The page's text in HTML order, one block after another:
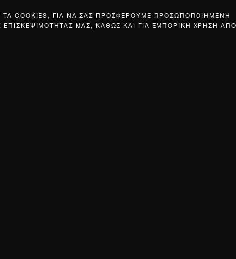
COOKIES, ΓΙΑ ΝΑ ΣΑΣ ΠΡΟΣΦΕΡΟΥΜΕ ΠΡΟΣΩΠΟΠΟΙΗΜΕΝΗ
ΜΑΣ, ΚΑΘΩΣ ΚΑΙ ΓΙΑ ΕΜΠΟΡΙΚΗ ΧΡΗΣΗ ΑΠΟ